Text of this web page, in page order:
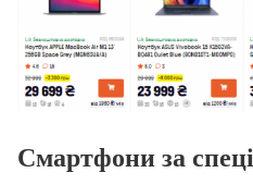
Смартфони за